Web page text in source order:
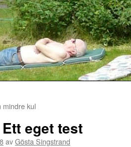
kul
eget test
avGösta Singstrand